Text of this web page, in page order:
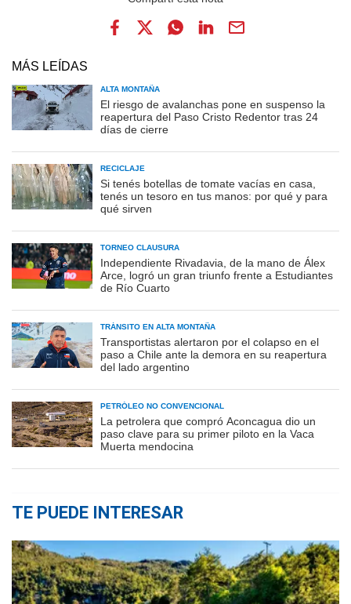
MÁS LEÍDAS
ALTA MONTAÑA
El riesgo de avalanchas pone en suspenso la
reapertura del Paso Cristo Redentor tras 24
días de cierre
RECICLAJE
Si tenés botellas de tomate vacías en casa,
tenés un tesoro en tus manos: por qué y para
qué sirven
TORNEO CLAUSURA
Independiente Rivadavia, de la mano de Álex
Arce, logró un gran triunfo frente a Estudiantes
de Río Cuarto
TRÁNSITO EN ALTA MONTAÑA
Transportistas alertaron por el colapso en el
paso a Chile ante la demora en su reapertura
del lado argentino
PETRÓLEO NO CONVENCIONAL
La petrolera que compró Aconcagua dio un
paso clave para su primer piloto en la Vaca
Muerta mendocina
TE PUEDE INTERESAR